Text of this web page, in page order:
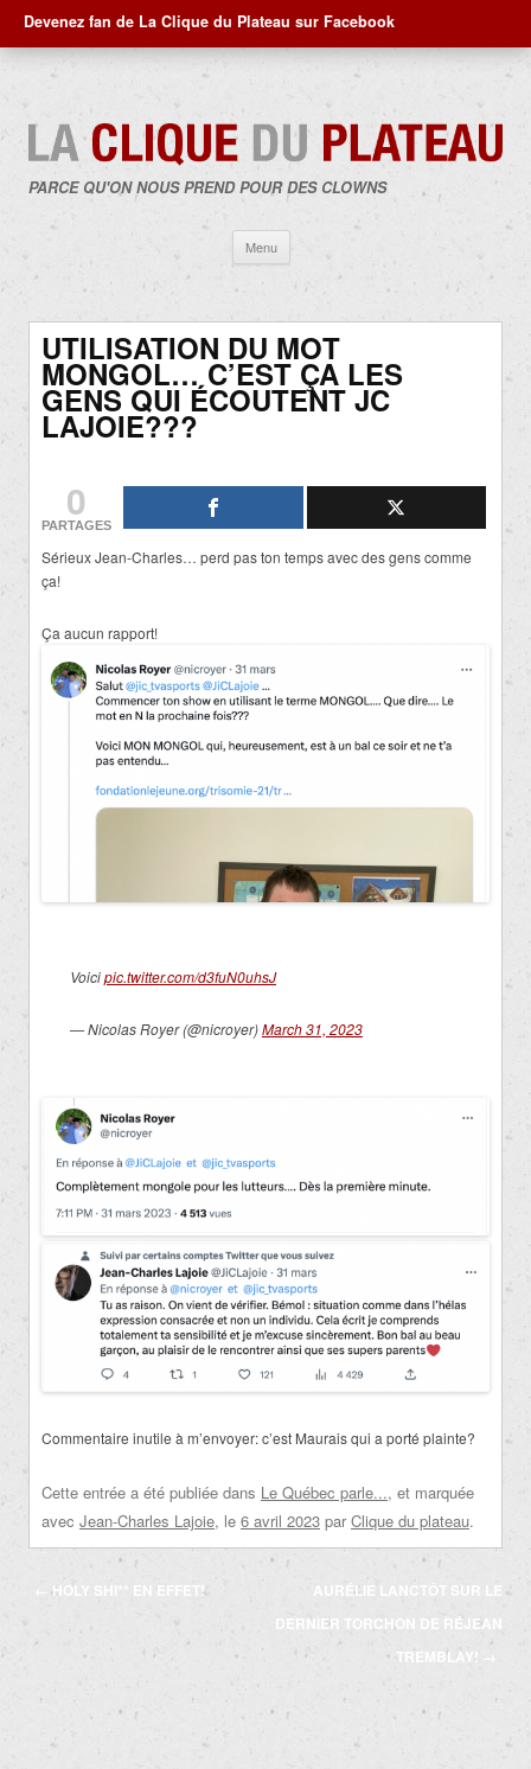
Devenez fan de La Clique du Plateau sur Facebook
PARCE QU'ON NOUS PREND POUR DES CLOWNS
Menu
contenu
UTILISATION DU MOT
MONGOL… C’EST ÇA LES
GENS QUI ÉCOUTENT JC
LAJOIE???
0
PARTAGES
Sérieux Jean-Charles… perd pas ton temps avec des gens comme
ça!
Ça aucun rapport!
Voicipic.twitter.com/d3fuN0uhsJ
— Nicolas Royer (@nicroyer)March 31, 2023
Commentaire inutile à m’envoyer: c’est Maurais qui a porté plainte?
Cette entrée a été publiée dans Le Québec parle..., et marquée
avec Jean-Charles Lajoie, le 6 avril 2023 par Clique du plateau.
Navigation
articles
← HOLY SHI** EN EFFET!
AURÉLIE LANCTÔT SUR LE
DERNIER TORCHON DE RÉJEAN
TREMBLAY! →